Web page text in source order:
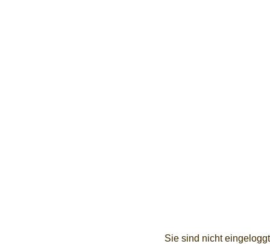
Sie sind nicht eingeloggt